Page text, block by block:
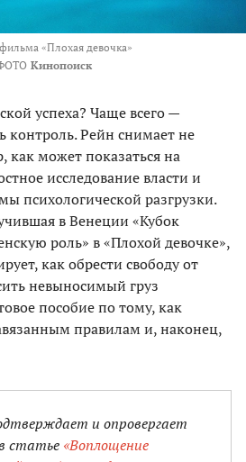
«Плохая девочка»
Кинопоиск
успеха? Чаще всего —
контроль. Рейн снимает не
как может показаться на
исследование власти и
психологической разгрузки.
в Венеции «Кубок
роль» в «Плохой девочке»,
как обрести свободу от
невыносимый груз
пособие по тому, как
правилам и, наконец,
и опровергает
статье «Воплощение